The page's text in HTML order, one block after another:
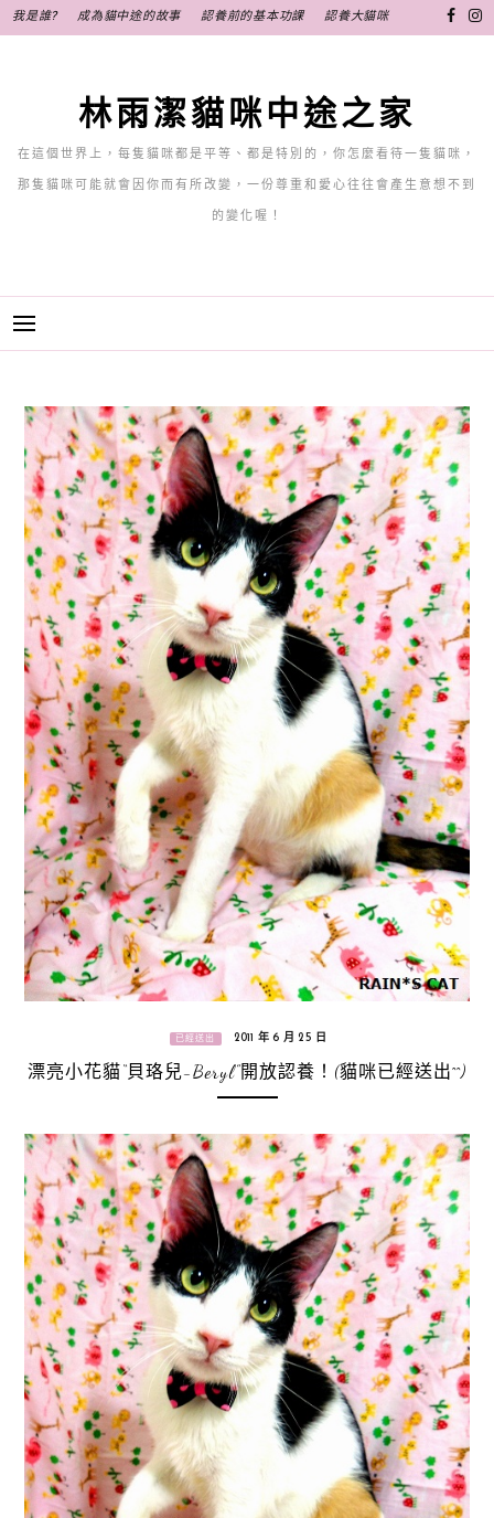
至
我是誰? 成為貓中途的故事 認養前的基本功課 認養大貓咪
林雨潔貓咪中途之家
在這個世界上，每隻貓咪都是平等、都是特別的，你怎麼看待一隻貓咪，
那隻貓咪可能就會因你而有所改變，一份尊重和愛心往往會產生意想不到
的變化喔！
已經送出 2011 年 6 月 25 日
漂亮小花貓“貝珞兒-Beryl”開放認養！(貓咪已經送出^^)